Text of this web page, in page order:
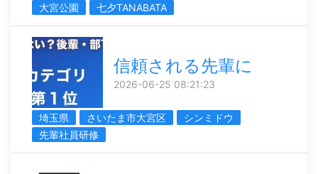
大宮公園
七夕TANABATA
信頼される先輩に
2026-06-25 08:21:23
埼玉県 さいたま市大宮区
シンミドウ
先輩社員研修